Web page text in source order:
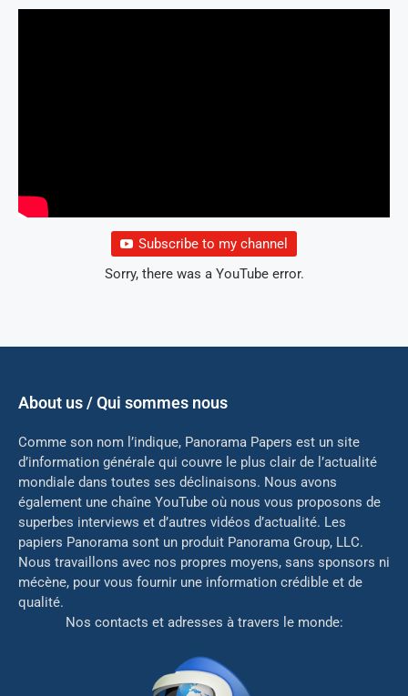
Subscribe to my channel
Sorry, there was a YouTube error.
About us / Qui sommes nous
Comme son nom l’indique, Panorama Papers est un site
d’information générale qui couvre le plus clair de l’actualité
mondiale dans toutes ses déclinaisons. Nous avons
également une chaîne YouTube où nous vous proposons de
superbes interviews et d’autres vidéos d’actualité. Les
papiers Panorama sont un produit Panorama Group, LLC.
Nous travaillons avec nos propres moyens, sans sponsors ni
mécène, pour vous fournir une information crédible et de
qualité.
Nos contacts et adresses à travers le monde: